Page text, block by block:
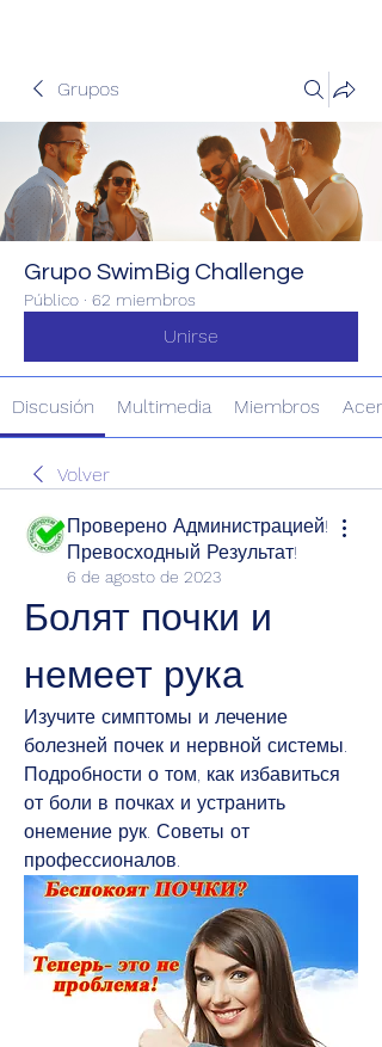
Grupos
Grupo SwimBig Challenge
Público · 62 miembros
Unirse
Discusión Multimedia Miembros
Volver
Проверено Администрацией!
Превосходный Результат!
6 de agosto de 2023
Болят почки и
немеет рука
Изучите симптомы и лечение
болезней почек и нервной системы.
Подробности о том, как избавиться
от боли в почках и устранить
онемение рук. Советы от
профессионалов.